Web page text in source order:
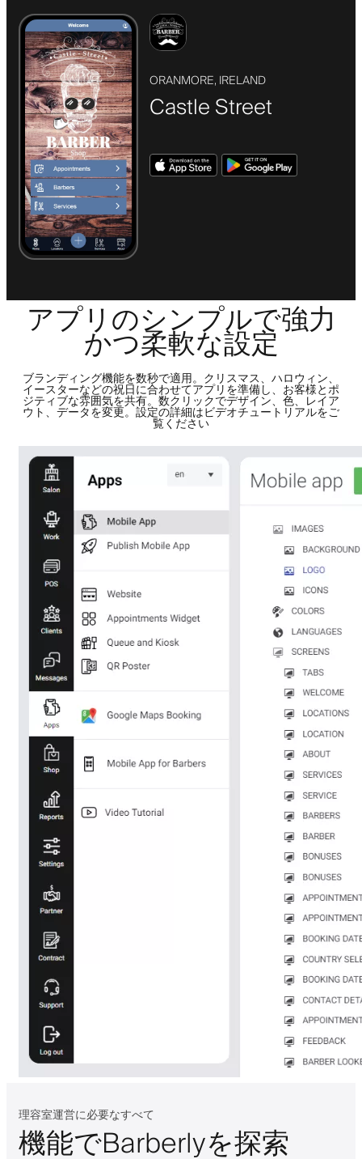
ORANMORE, IRELAND
Castle Street
アプリのシンプルで強力
かつ柔軟な設定
ブランディング機能を数秒で適用。クリスマス、ハロウィン、
イースターなどの祝日に合わせてアプリを準備し、お客様とポ
ジティブな雰囲気を共有。数クリックでデザイン、色、レイア
ウト、データを変更。設定の詳細はビデオチュートリアルをご
覧ください
理容室運営に必要なすべて
機能でBarberlyを探索